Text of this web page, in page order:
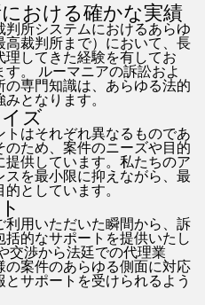
おける確かな実績
所システムにおけるあらゆ
高裁判所まで）において、長
してきた経験を有してお
。 ルーマニアの訴訟およ
専門知識は、あらゆる法的
となります。
ズ
はそれぞれ異なるものであ
ため、案件のニーズや目的
供しています。私たちのア
を最小限に抑えながら、最
としています。
用いただいた瞬間から、訴
的なサポートを提供いたし
交渉から法廷での代理業
案件のあらゆる側面に対応
サポートを受けられるよう